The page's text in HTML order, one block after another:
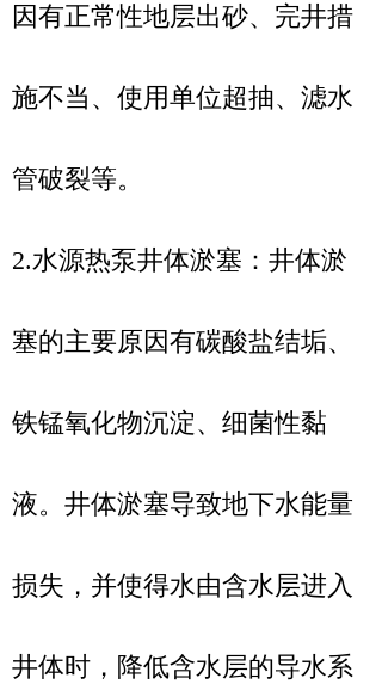
因有正常性地层出砂、完井措
施不当、使用单位超抽、滤水
管破裂等。
2.水源热泵井体淤塞：井体淤
塞的主要原因有碳酸盐结垢、
铁锰氧化物沉淀、细菌性黏
液。井体淤塞导致地下水能量
损失，并使得水由含水层进入
井体时，降低含水层的导水系